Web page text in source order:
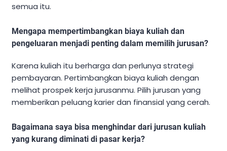
semua itu.
Mengapa mempertimbangkan biaya kuliah dan
pengeluaran menjadi penting dalam memilih jurusan?
Karena kuliah itu berharga dan perlunya strategi
pembayaran. Pertimbangkan biaya kuliah dengan
melihat prospek kerja jurusanmu. Pilih jurusan yang
memberikan peluang karier dan finansial yang cerah.
Bagaimana saya bisa menghindar dari jurusan kuliah
yang kurang diminati di pasar kerja?